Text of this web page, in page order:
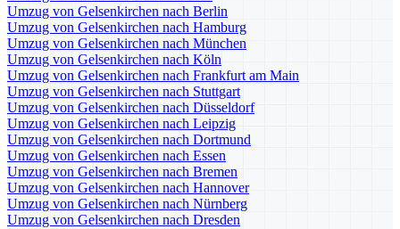
Umzug von Gelsenkirchen nach Berlin
Umzug von Gelsenkirchen nach Hamburg
Umzug von Gelsenkirchen nach München
Umzug von Gelsenkirchen nach Köln
Umzug von Gelsenkirchen nach Frankfurt am Main
Umzug von Gelsenkirchen nach Stuttgart
Umzug von Gelsenkirchen nach Düsseldorf
Umzug von Gelsenkirchen nach Leipzig
Umzug von Gelsenkirchen nach Dortmund
Umzug von Gelsenkirchen nach Essen
Umzug von Gelsenkirchen nach Bremen
Umzug von Gelsenkirchen nach Hannover
Umzug von Gelsenkirchen nach Nürnberg
Umzug von Gelsenkirchen nach Dresden